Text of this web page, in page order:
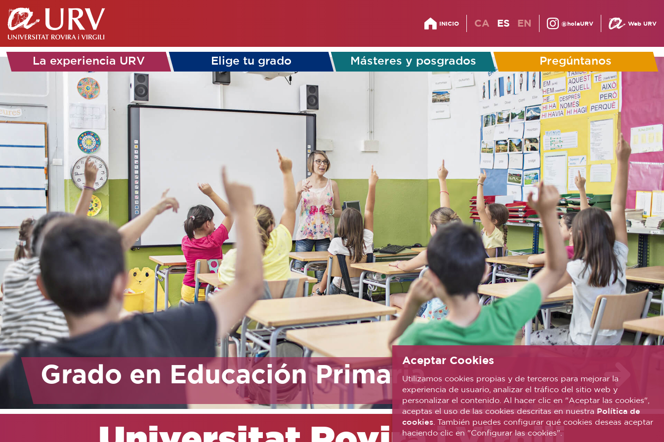
INICIO CA ES EN @holaURV Web URV
La experiencia URV Elige tu grado Másteres y posgrados Pregúntanos
Aceptar Cookies
Utilizamos cookies propias y de terceros para mejorar la
experiencia de usuario, analizar el tráfico del sitio web y
personalizar el contenido. Al hacer clic en "Aceptar las cookies",
aceptas el uso de las cookies descritas en nuestra Política de
cookies . También puedes configurar qué cookies deseas aceptar
haciendo clic en "Configurar las cookies".
Grado en Educación Primaria